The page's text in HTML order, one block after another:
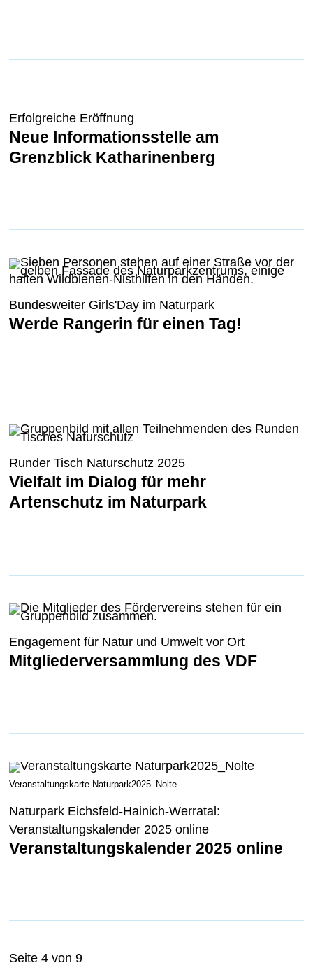
Erfolgreiche Eröffnung
Neue Informationsstelle am
Grenzblick Katharinenberg
Bundesweiter Girls'Day im Naturpark
Werde Rangerin für einen Tag!
Runder Tisch Naturschutz 2025
Vielfalt im Dialog für mehr
Artenschutz im Naturpark
Engagement für Natur und Umwelt vor Ort
Mitgliederversammlung des VDF
Veranstaltungskarte Naturpark2025_Nolte
Naturpark Eichsfeld-Hainich-Werratal:
Veranstaltungskalender 2025 online
Veranstaltungskalender 2025 online
Seite 4 von 9